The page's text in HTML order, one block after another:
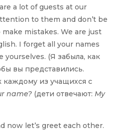
a lot of guests at our
to them and don’t be
mistakes. We are just
I forget all your names
(Я забыла, как
вы представились.
каждому из учащихся с
name? (дети отвечают: My
now let’s greet each other.